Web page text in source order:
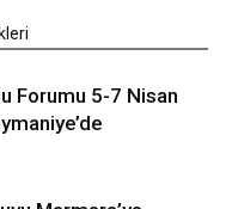
Forumu 5-7 Nisan